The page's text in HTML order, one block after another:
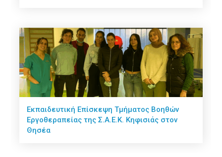
Εκπαιδευτική Επίσκεψη Τμήματος Βοηθών
Εργοθεραπείας της Σ.Α.Ε.Κ. Κηφισιάς στον
Θησέα